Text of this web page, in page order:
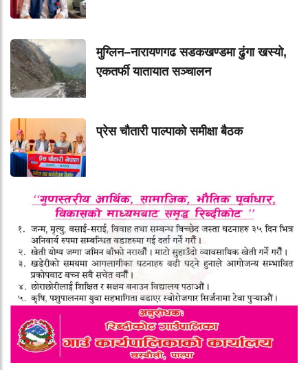
मुग्लिन–नारायणगढ सडकखण्डमा ढुंगा खस्यो,
एकतर्फी यातायात सञ्चालन
प्रेस चौतारी पाल्पाको समीक्षा बैठक